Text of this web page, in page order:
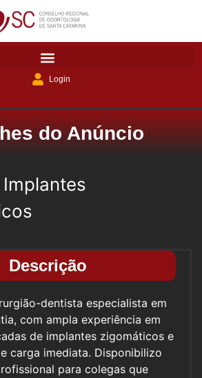
Login
do Anúncio
Descrição
dentista especialista em
com ampla experiência em
de implantes zigomáticos e
carga imediata. Disponibilizo
para colegas que